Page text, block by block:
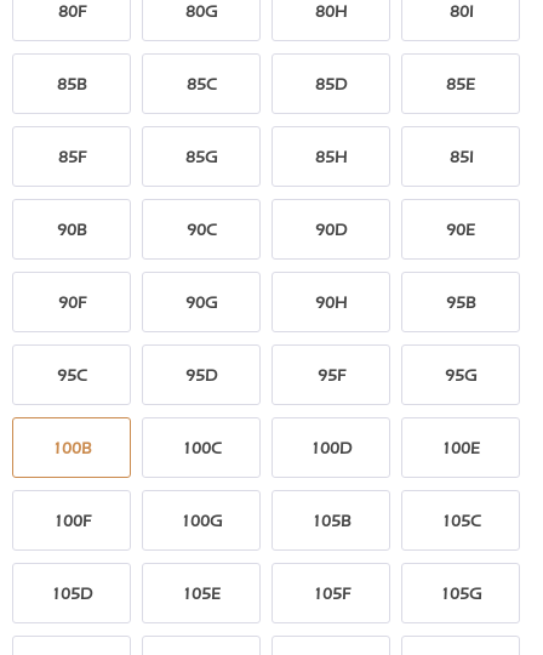
80F 80G 80H 80I
85B 85C 85D 85E
85F 85G 85H 85I
90B 90C 90D 90E
90F 90G 90H 95B
95C 95D 95F 95G
100B 100C 100D 100E
100F 100G 105B 105C
105D 105E 105F 105G